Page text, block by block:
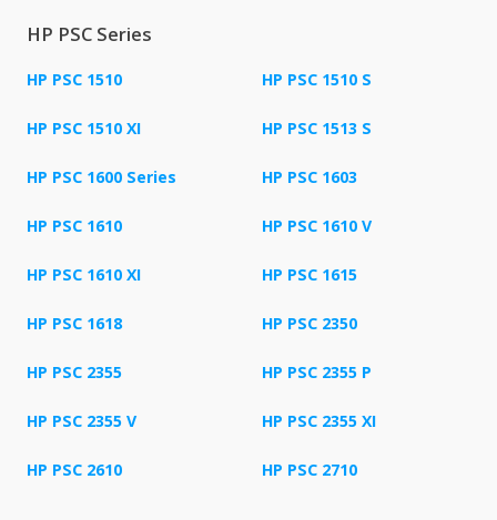
HP PSC Series
HP PSC 1510 HP PSC 1510 S
HP PSC 1510 XI HP PSC 1513 S
HP PSC 1600 Series HP PSC 1603
HP PSC 1610 HP PSC 1610 V
HP PSC 1610 XI HP PSC 1615
HP PSC 1618 HP PSC 2350
HP PSC 2355 HP PSC 2355 P
HP PSC 2355 V HP PSC 2355 XI
HP PSC 2610 HP PSC 2710